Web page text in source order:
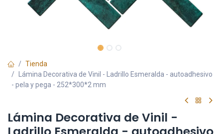
Tienda
Lámina Decorativa de Vinil - Ladrillo Esmeralda - autoadhesivo
- pela y pega - 252*300*2 mm
Lámina Decorativa de Vinil -